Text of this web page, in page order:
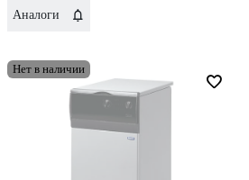
Аналоги
Нет в наличии